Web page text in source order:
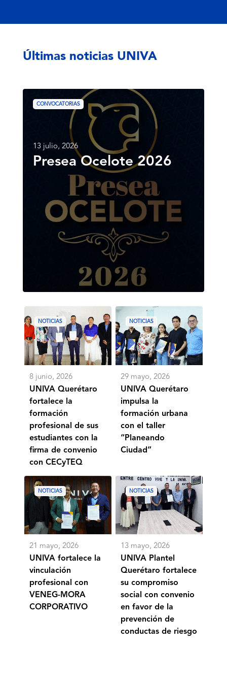
Últimas noticias UNIVA
CONVOCATORIAS
Presea
Ocelote
2026
13 julio, 2026
Presea Ocelote 2026
NOTICIAS
UNIVA
Querétaro
fortalece
la
formación
profesional
de
estudiantes
con
firma
de
convenio
con
CECyTEQ
8 junio, 2026
UNIVA Querétaro
fortalece la
formación
profesional de sus
estudiantes con la
firma de convenio
con CECyTEQ
NOTICIAS
UNIVA
Querétaro
impulsa
la
formación
urbana
con
taller
“Planeando
Ciudad”
29 mayo, 2026
UNIVA Querétaro
impulsa la
formación urbana
con el taller
“Planeando
Ciudad”
NOTICIAS
UNIVA
fortalece
la
vinculación
profesional
con
VENEG-
CORPORATIVO
21 mayo, 2026
UNIVA fortalece la
vinculación
profesional con
VENEG-MORA
CORPORATIVO
NOTICIAS
UNIVA
Plantel
Querétaro
fortalece
su
compromiso
social
convenio
en
favor
de
la
prevención
conductas
de
13 mayo, 2026
UNIVA Plantel
Querétaro fortalece
su compromiso
social con convenio
en favor de la
prevención de
conductas de riesgo